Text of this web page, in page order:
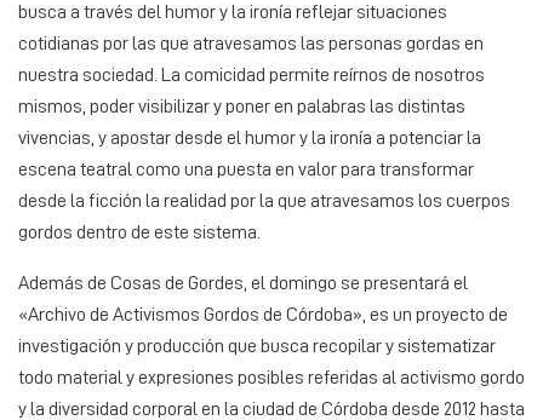
busca a través del humor y la ironía reflejar situaciones
cotidianas por las que atravesamos las personas gordas en
nuestra sociedad. La comicidad permite reírnos de nosotros
mismos, poder visibilizar y poner en palabras las distintas
vivencias, y apostar desde el humor y la ironía a potenciar la
escena teatral como una puesta en valor para transformar
desde la ficción la realidad por la que atravesamos los cuerpos
gordos dentro de este sistema.
Además de Cosas de Gordes, el domingo se presentará el
«Archivo de Activismos Gordos de Córdoba», es un proyecto de
investigación y producción que busca recopilar y sistematizar
todo material y expresiones posibles referidas al activismo gordo
y la diversidad corporal en la ciudad de Córdoba desde 2012 hasta